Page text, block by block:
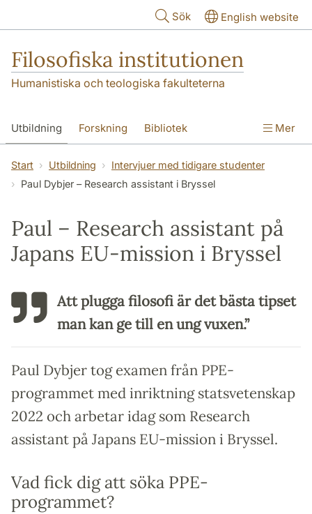
Sök English website
Filosofiska institutionen
Humanistiska och teologiska fakulteterna
Utbildning Forskning Bibliotek
Personal Kontakt Institutionen
Mer
Start Utbildning
Intervjuer med tidigare studenter
Paul Dybjer – Research assistant i Bryssel
Paul – Research assistant på
Japans EU-mission i Bryssel
Att plugga filosofi är det bästa tipset
man kan ge till en ung vuxen.”
Paul Dybjer tog examen från PPE-
programmet med inriktning statsvetenskap
2022 och arbetar idag som Research
assistant på Japans EU-mission i Bryssel.
Vad fick dig att söka PPE-
programmet?